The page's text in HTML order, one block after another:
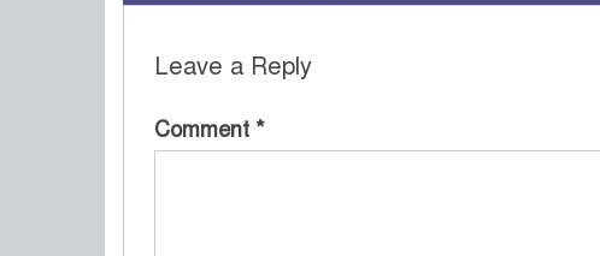
Leave a Reply
Comment *